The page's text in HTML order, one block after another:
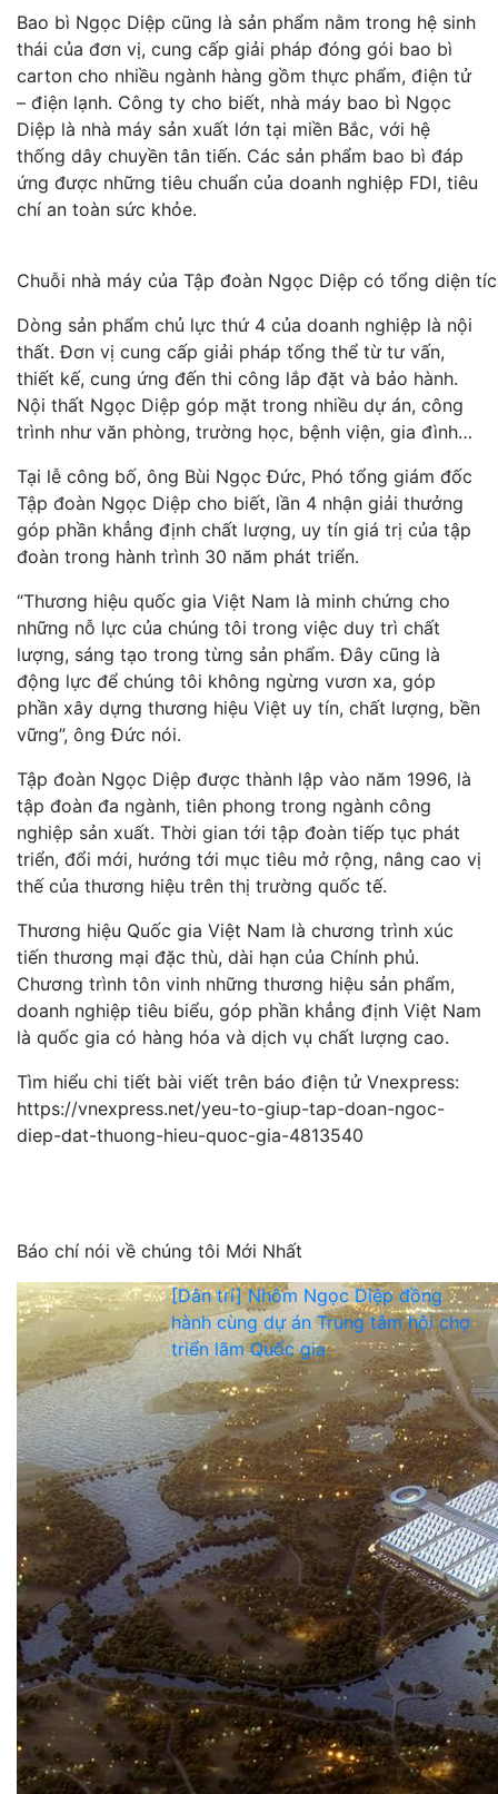
Bao bì Ngọc Diệp cũng là sản phẩm nằm trong hệ sinh
thái của đơn vị, cung cấp giải pháp đóng gói bao bì
carton cho nhiều ngành hàng gồm thực phẩm, điện tử
– điện lạnh. Công ty cho biết, nhà máy bao bì Ngọc
Diệp là nhà máy sản xuất lớn tại miền Bắc, với hệ
thống dây chuyền tân tiến. Các sản phẩm bao bì đáp
ứng được những tiêu chuẩn của doanh nghiệp FDI, tiêu
chí an toàn sức khỏe.
Chuỗi nhà máy của Tập đoàn Ngọc Diệp có tổng diện
Dòng sản phẩm chủ lực thứ 4 của doanh nghiệp là nội
thất. Đơn vị cung cấp giải pháp tổng thể từ tư vấn,
thiết kế, cung ứng đến thi công lắp đặt và bảo hành.
Nội thất Ngọc Diệp góp mặt trong nhiều dự án, công
trình như văn phòng, trường học, bệnh viện, gia đình…
Tại lễ công bố, ông Bùi Ngọc Đức, Phó tổng giám đốc
Tập đoàn Ngọc Diệp cho biết, lần 4 nhận giải thưởng
góp phần khẳng định chất lượng, uy tín giá trị của tập
đoàn trong hành trình 30 năm phát triển.
“Thương hiệu quốc gia Việt Nam là minh chứng cho
những nỗ lực của chúng tôi trong việc duy trì chất
lượng, sáng tạo trong từng sản phẩm. Đây cũng là
động lực để chúng tôi không ngừng vươn xa, góp
phần xây dựng thương hiệu Việt uy tín, chất lượng, bền
vững”, ông Đức nói.
Tập đoàn Ngọc Diệp được thành lập vào năm 1996, là
tập đoàn đa ngành, tiên phong trong ngành công
nghiệp sản xuất. Thời gian tới tập đoàn tiếp tục phát
triển, đổi mới, hướng tới mục tiêu mở rộng, nâng cao vị
thế của thương hiệu trên thị trường quốc tế.
Thương hiệu Quốc gia Việt Nam là chương trình xúc
tiến thương mại đặc thù, dài hạn của Chính phủ.
Chương trình tôn vinh những thương hiệu sản phẩm,
doanh nghiệp tiêu biểu, góp phần khẳng định Việt Nam
là quốc gia có hàng hóa và dịch vụ chất lượng cao.
Tìm hiểu chi tiết bài viết trên báo điện tử Vnexpress:
https://vnexpress.net/yeu-to-giup-tap-doan-ngoc-
diep-dat-thuong-hieu-quoc-gia-4813540
Báo chí nói về chúng tôi Mới Nhất
[Dân trí] Nhôm Ngọc Diệp đồng
hành cùng dự án Trung tâm hội chợ
triển lãm Quốc gia